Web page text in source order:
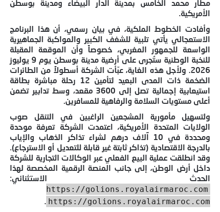
مطار محمد الخامس بمدينة الدار البيضاء ومدينة بوسطن
الأمريكية.
وأفادت الخطوط الملكية، في بيان رسمي، أن هذا البرنامج
الاستعجالي يأتي تلبية للشغف الكبير والمواكبة الجماهيرية
الواسعة للجمهور المغربي، خصوصاً وأن الموقعة المقبلة
للنخبة الوطنية ستُجرى على أرضية مدينة بوسطن يوم 9 يوليوز
2026. ولأجل هذه الغاية، عبّأت الشركة أسطولاً من الطائرات
الضخمة ذات المدى البعيد لتأمين 12 رحلة مباشرة بطاقة
استيعابية إجمالية تصل إلى 3600 مقعد، وسط تدابير تضمن
أعلى مستويات السلامة والرفاهية للمسافرين.
ولتسهيل مأمورية المشجعين الراغبين في التنقل صوب
الولايات المتحدة الأمريكية، اعتمدت الشركة تعرفة موحدة
ومحددة في 10 آلاف درهم لشراء تذاكر الذهاب والإياب
بالدرجة الاقتصادية (تذاكر ثابتة غير قابلة للتعديل أو الاسترجاع).
وقد انطلقت عملية البيع الفعلي عبر الوكالات التجارية للشركة
داخل أرض الوطن، إلى جانب المنصة الرقمية المخصصة لهذا
الحدث الاستثنائي:
https://golions.royalairmaroc.com
https://golions.royalairmaroc.com
.